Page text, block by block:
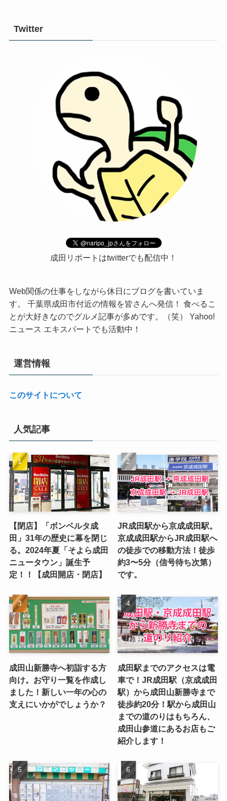
Twitter
成田リポートはtwitterでも配信中！
Web関係の仕事をしながら休日にブログを書いていま
す。 千葉県成田市付近の情報を皆さんへ発信！ 食べるこ
とが大好きなのでグルメ記事が多めです。（笑） Yahoo!
ニュース エキスパートでも活動中！
運営情報
このサイトについて
人気記事
【閉店】「ボンベルタ成
田」31年の歴史に幕を閉じ
る。2024年夏「そよら成田
ニュータウン」誕生予
定！！【成田開店・閉店】
JR成田駅から京成成田駅。
京成成田駅からJR成田駅へ
の徒歩での移動方法！徒歩
約3〜5分（信号待ち次第）
です。
成田山新勝寺へ初詣する方
向け。お守り一覧を作成し
ました！新しい一年の心の
支えにいかがでしょうか？
成田駅までのアクセスは電
車で！JR成田駅（京成成田
駅）から成田山新勝寺まで
徒歩約20分！駅から成田山
までの道のりはもちろん、
成田山参道にあるお店もご
紹介します！